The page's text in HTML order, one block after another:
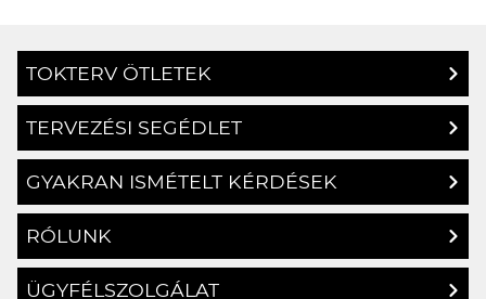
TOKTERV ÖTLETEK
TERVEZÉSI SEGÉDLET
GYAKRAN ISMÉTELT KÉRDÉSEK
RÓLUNK
ÜGYFÉLSZOLGÁLAT